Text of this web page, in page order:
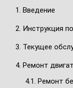
1. Введение
2. Инструкция
3. Текущее
4. Ремонт
4.1. Ремонт